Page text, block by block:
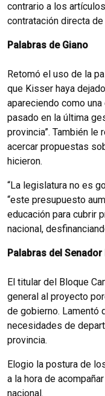
contrario a los
contratación directa
Palabras de Giano
Retomó el uso de la
que Kisser haya
apareciendo como
pasado en la última
provincia”. También
acercar propuestas
hicieron.
“La legislatura no es
“este presupuesto
educación para cubrir
nacional,
Palabras del
El titular del Bloque
general al proyecto
de gobierno. Lamentó
necesidades de
provincia.
Elogio la postura de
a la hora de
nacional.